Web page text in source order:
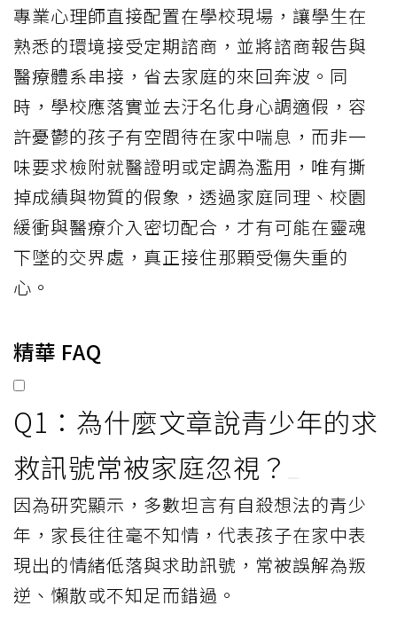
專業心理師直接配置在學校現場，讓學生在
熟悉的環境接受定期諮商，並將諮商報告與
醫療體系串接，省去家庭的來回奔波。同
時，學校應落實並去汙名化身心調適假，容
許憂鬱的孩子有空間待在家中喘息，而非一
味要求檢附就醫證明或定調為濫用，唯有撕
掉成績與物質的假象，透過家庭同理、校園
緩衝與醫療介入密切配合，才有可能在靈魂
下墜的交界處，真正接住那顆受傷失重的
心。
精華 FAQ
Q1：為什麼文章說青少年的求
救訊號常被家庭忽視？
因為研究顯示，多數坦言有自殺想法的青少
年，家長往往毫不知情，代表孩子在家中表
現出的情緒低落與求助訊號，常被誤解為叛
逆、懶散或不知足而錯過。